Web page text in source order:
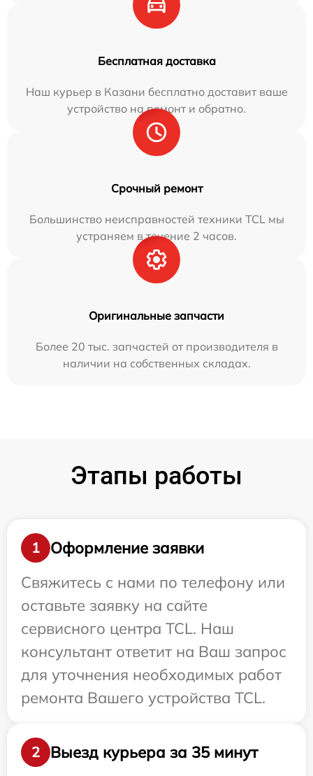
Бесплатная доставка
Наш курьер в Казани бесплатно доставит ваше
устройство на ремонт и обратно.
Срочный ремонт
Большинство неисправностей техники TCL мы
устраняем в течение 2 часов.
Оригинальные запчасти
Более 20 тыс. запчастей от производителя в
наличии на собственных складах.
Этапы работы
1
Оформление заявки
Свяжитесь с нами по телефону или
оставьте заявку на сайте
сервисного центра TCL. Наш
консультант ответит на Ваш запрос
для уточнения необходимых работ
ремонта Вашего устройства TCL.
2 Выезд курьера за 35 минут